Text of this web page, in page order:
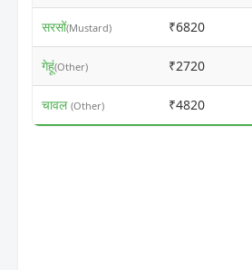
सरसों(Mustard) ₹6820
गेहूं(Other) ₹2720
चावल (Other) ₹4820